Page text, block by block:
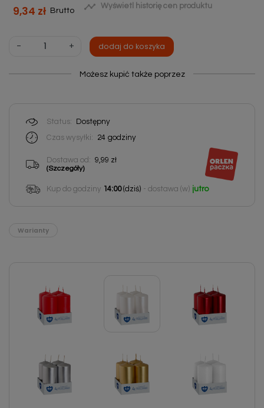
9,34 zł Brutto  Wyświetl historię cen produktu
- + dodaj do koszyka
Możesz kupić także poprzez
Status:
Dostępny
Czas wysyłki:
24 godziny
Dostawa od: 9,99 zł
(Szczegóły)
Kup do godziny 14:00(dziś) - dostawa (w) jutro
Warianty